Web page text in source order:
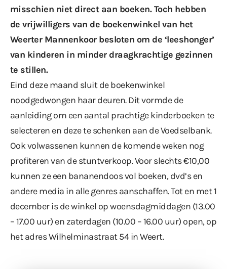
misschien niet direct aan boeken. Toch hebben
de vrijwilligers van de boekenwinkel van het
Weerter Mannenkoor besloten om de ‘leeshonger’
van kinderen in minder draagkrachtige gezinnen
te stillen.
Eind deze maand sluit de boekenwinkel
noodgedwongen haar deuren. Dit vormde de
aanleiding om een aantal prachtige kinderboeken te
selecteren en deze te schenken aan de Voedselbank.
Ook volwassenen kunnen de komende weken nog
profiteren van de stuntverkoop. Voor slechts €10,00
kunnen ze een bananendoos vol boeken, dvd’s en
andere media in alle genres aanschaffen. Tot en met 1
december is de winkel op woensdagmiddagen (13.00
– 17.00 uur) en zaterdagen (10.00 – 16.00 uur) open, op
het adres Wilhelminastraat 54 in Weert.